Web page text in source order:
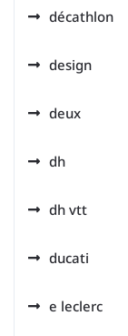
décathlon
design
deux
dh
dh vtt
ducati
e leclerc